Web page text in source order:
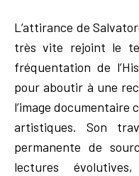
L’attirance de
très vite rejoint le
fréquentation de
pour aboutir à une
l’image documentaire
artistiques. Son
permanente de
lectures